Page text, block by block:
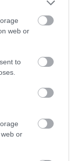
web or
to
or
STRATÉGIA KÉSZÜL,
A...
Mindenki ügye
IS LEHET, MIRE